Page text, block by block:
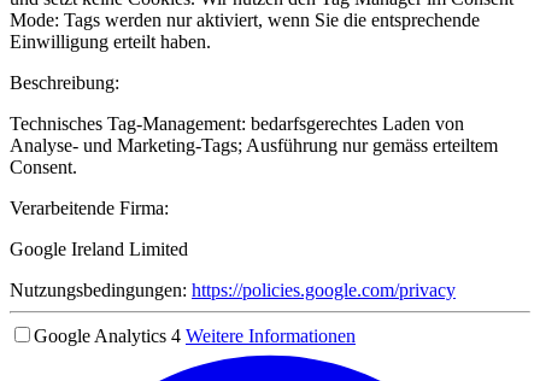
Mode: Tags werden nur aktiviert, wenn Sie die entsprechende
Einwilligung erteilt haben.
Beschreibung:
Technisches Tag-Management: bedarfsgerechtes Laden von
Analyse- und Marketing-Tags; Ausführung nur gemäss erteiltem
Consent.
Verarbeitende Firma:
Google Ireland Limited
Nutzungsbedingungen: https://policies.google.com/privacy
Google Analytics 4 Weitere Informationen